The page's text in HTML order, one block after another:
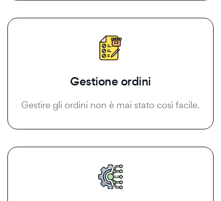
Gestione ordini
Gestire gli ordini non è mai stato così facile.